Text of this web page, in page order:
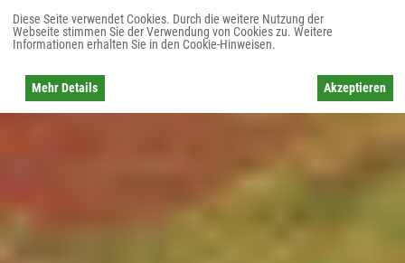
Diese Seite verwendet Cookies. Durch die weitere Nutzung der
Webseite stimmen Sie der Verwendung von Cookies zu. Weitere
Informationen erhalten Sie in den Cookie-Hinweisen.
Mehr Details Akzeptieren